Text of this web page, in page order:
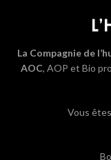
La Compagnie de
AOC, AOP et Bio
Vous